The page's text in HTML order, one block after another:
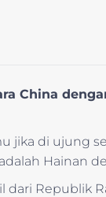
China
jika di ujung
Hainan
Republik